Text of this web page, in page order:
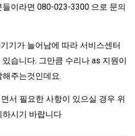
이라면 080-023-3300 으로 문의
기가 늘어남에 따라 서비스센터
습니다. 그만큼 수리나 as 지원이
주는것인데요.
서 필요한 사항이 있으실 경우 위
시기 바랍니다